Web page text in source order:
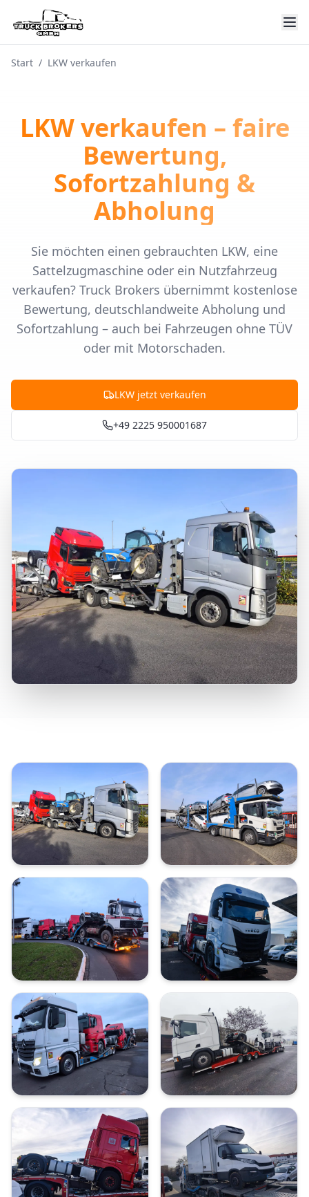
Start / LKW verkaufen
LKW verkaufen – faire
Bewertung,
Sofortzahlung &
Abholung
Sie möchten einen gebrauchten LKW, eine
Sattelzugmaschine oder ein Nutzfahrzeug
verkaufen? Truck Brokers übernimmt kostenlose
Bewertung, deutschlandweite Abholung und
Sofortzahlung – auch bei Fahrzeugen ohne TÜV
oder mit Motorschaden.
LKW jetzt verkaufen
+49 2225 950001687